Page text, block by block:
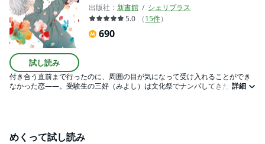
試し読み
出版社： 新書館
シェリプラス
5.0
（15件）
690
付き合う直前まで行ったのに、周囲の目が気になって受け入れることができ
なかった恋――。受験生の三好（みよし）は文化祭でナンパしてきた売れっ
詳細
めくって試し読み